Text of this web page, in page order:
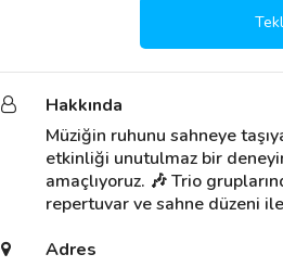
Hakkında
Müziğin ruhunu sahneye
etkinliği unutulmaz bir
amaçlıyoruz. 🎶 Trio
repertuvar ve sahne düzeni
Adres